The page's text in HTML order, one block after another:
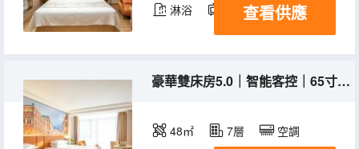
淋浴 電視機
查看供應
豪華雙床房5.0｜智能客控｜65寸大電視電視｜零壓床墊
48㎡ 7層 空調